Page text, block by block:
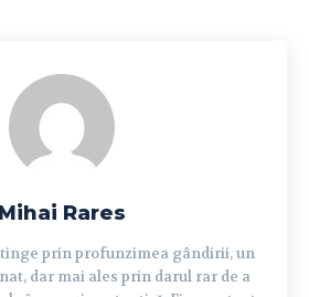
Mihai Rares
prin profunzimea gândirii, un
dar mai ales prin darul rar de a